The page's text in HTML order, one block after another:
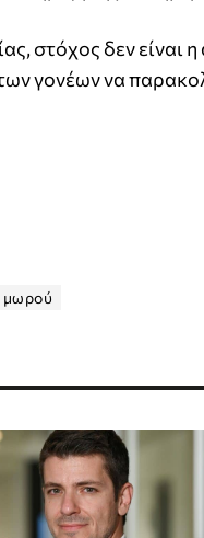
στόχος δεν είναι
γονέων να
μωρού